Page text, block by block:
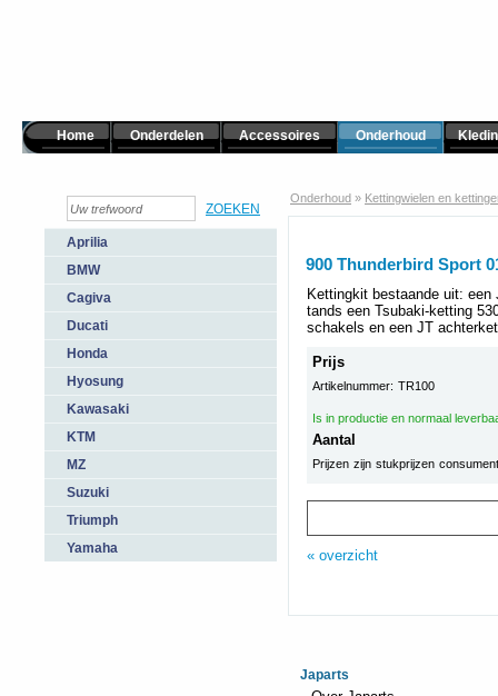
Home Onderdelen Accessoires Onderhoud
Aprilia
BMW
Cagiva
Ducati
Honda
Hyosung
Kawasaki
KTM
MZ
Suzuki
Triumph
Yamaha
Onderhoud » Kettingwielen en
900 Thunderbird Sport
Kettingkit bestaande uit: een
tands een Tsubaki-ketting
schakels en een JT
Prijs
Artikelnummer: TR100
Is in productie en normaal
Aantal
Prijzen zijn stukprijzen
« overzicht
Japarts